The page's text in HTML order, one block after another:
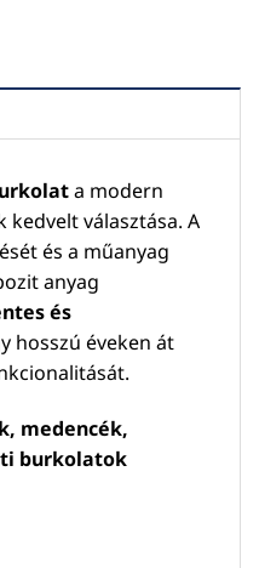
a modern
választása. A
és a műanyag
anyag
és
hosszú éveken át
medencék,
burkolatok